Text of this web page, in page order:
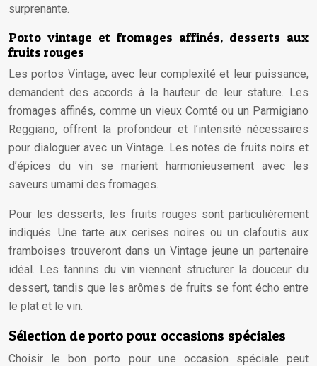
surprenante.
Porto vintage et fromages affinés, desserts aux
fruits rouges
Les portos Vintage, avec leur complexité et leur puissance,
demandent des accords à la hauteur de leur stature. Les
fromages affinés, comme un vieux Comté ou un Parmigiano
Reggiano, offrent la profondeur et l’intensité nécessaires
pour dialoguer avec un Vintage. Les notes de fruits noirs et
d’épices du vin se marient harmonieusement avec les
saveurs umami des fromages.
Pour les desserts, les fruits rouges sont particulièrement
indiqués. Une tarte aux cerises noires ou un clafoutis aux
framboises trouveront dans un Vintage jeune un partenaire
idéal. Les tannins du vin viennent structurer la douceur du
dessert, tandis que les arômes de fruits se font écho entre
le plat et le vin.
Sélection de porto pour occasions spéciales
Choisir le bon porto pour une occasion spéciale peut